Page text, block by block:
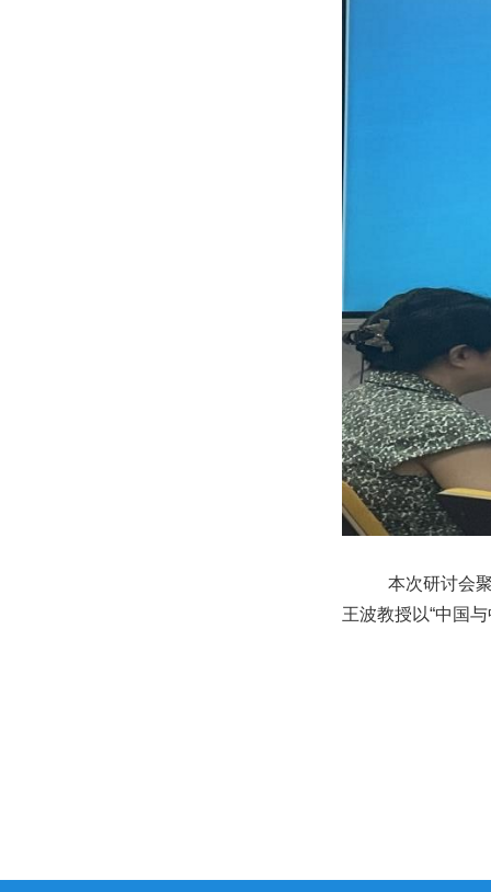
本次研讨会
王波教授以“中国